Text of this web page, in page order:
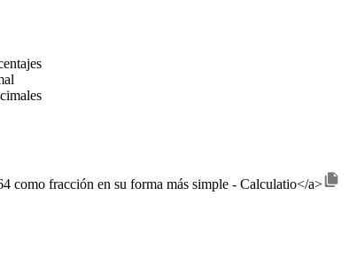
como fracción en su forma más simple - Calculatio</a>